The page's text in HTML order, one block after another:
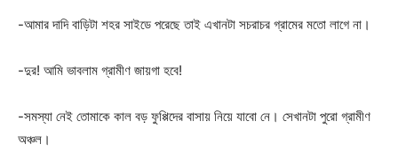
-আমার দাদি বাড়িটা শহর সাইডে পরেছে তাই এখানটা সচরাচর গ্রামের মতো লাগে না।
-দুর! আমি ভাবলাম গ্রামীণ জায়গা হবে!
-সমস্যা নেই তোমাকে কাল বড় ফুপ্পিদের বাসায় নিয়ে যাবো নে। সেখানটা পুরো গ্রামীণ
অঞ্চল।